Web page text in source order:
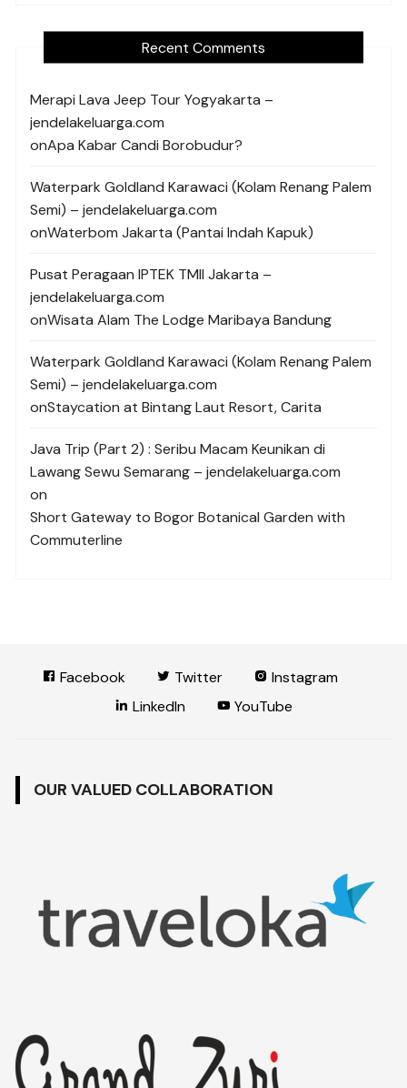
Recent Comments
Merapi Lava Jeep Tour Yogyakarta –
jendelakeluarga.com
onApa Kabar Candi Borobudur?
Waterpark Goldland Karawaci (Kolam Renang Palem
Semi) – jendelakeluarga.com
onWaterbom Jakarta (Pantai Indah Kapuk)
Pusat Peragaan IPTEK TMII Jakarta –
jendelakeluarga.com
onWisata Alam The Lodge Maribaya Bandung
Waterpark Goldland Karawaci (Kolam Renang Palem
Semi) – jendelakeluarga.com
onStaycation at Bintang Laut Resort, Carita
Java Trip (Part 2) : Seribu Macam Keunikan di
Lawang Sewu Semarang – jendelakeluarga.com
on
Short Gateway to Bogor Botanical Garden with
Commuterline
Facebook Twitter
Instagram
LinkedIn
YouTube
OUR VALUED COLLABORATION